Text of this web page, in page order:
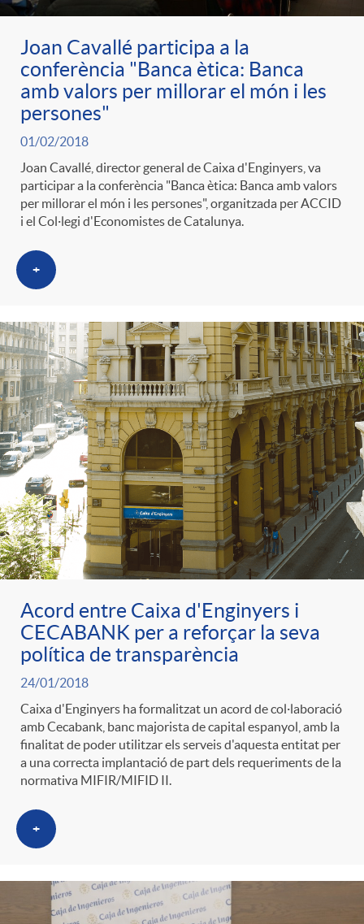
g
o
r
i
a
s
Joan Cavallé participa a la
conferència "Banca ètica: Banca
amb valors per millorar el món i les
persones"
01/02/2018
Joan Cavallé, director general de Caixa d'Enginyers, va
participar a la conferència "Banca ètica: Banca amb valors
per millorar el món i les persones", organitzada per ACCID
i el Col·legi d'Economistes de Catalunya.
+
Acord entre Caixa d'Enginyers i
CECABANK per a reforçar la seva
política de transparència
24/01/2018
Caixa d'Enginyers ha formalitzat un acord de col·laboració
amb Cecabank, banc majorista de capital espanyol, amb la
finalitat de poder utilitzar els serveis d'aquesta entitat per
a una correcta implantació de part dels requeriments de la
normativa MIFIR/MIFID II.
+